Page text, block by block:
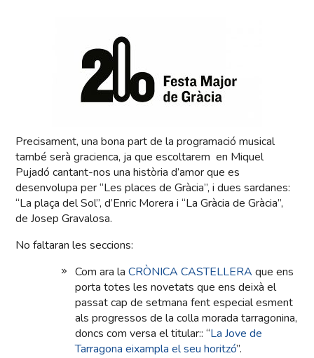
Precisament, una bona part de la programació musical
també serà gracienca, ja que escoltarem en Miquel
Pujadó cantant-nos una història d’amor que es
desenvolupa per “Les places de Gràcia”, i dues sardanes:
“La plaça del Sol”, d’Enric Morera i “La Gràcia de Gràcia”,
de Josep Gravalosa.
No faltaran les seccions:
Com ara laCRÒNICA CASTELLERA que ens
porta totes les novetats que ens deixà el
passat cap de setmana fent especial esment
als progressos de la colla morada tarragonina,
doncs com versa el titular:: “La Jove de
Tarragona eixampla el seu horitzó”.